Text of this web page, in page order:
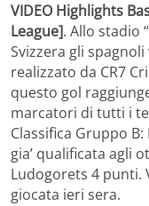
VIDEO Highlights
League]. Allo stadio
Svizzera gli
realizzato da CR7
questo gol
marcatori di tutti i
Classifica Gruppo
gia’ qualificata agli
Ludogorets 4 punti.
giocata ieri sera.